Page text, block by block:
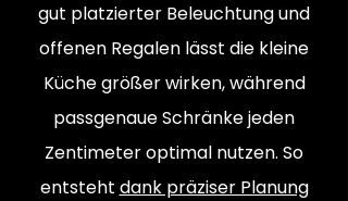
gut platzierter Beleuchtung und
offenen Regalen lässt die kleine
Küche größer wirken, während
passgenaue Schränke jeden
Zentimeter optimal nutzen. So
entsteht dank präziser Planung